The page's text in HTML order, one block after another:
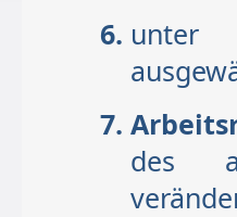
unter
des